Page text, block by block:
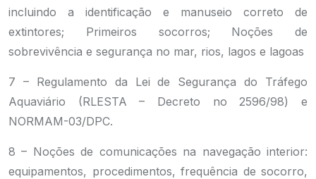
incluindo a identificação e manuseio correto de
extintores; Primeiros socorros; Noções de
sobrevivência e segurança no mar, rios, lagos e lagoas
7 – Regulamento da Lei de Segurança do Tráfego
Aquaviário (RLESTA – Decreto no 2596/98) e
NORMAM-03/DPC.
8 – Noções de comunicações na navegação interior:
equipamentos, procedimentos, frequência de socorro,